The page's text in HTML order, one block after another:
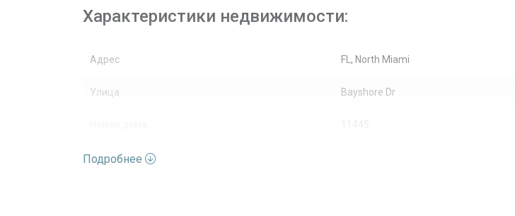
Характеристики недвижимости:
Адрес FL, North Miami
Улица Bayshore Dr
Вид недвижимости
Подробнее